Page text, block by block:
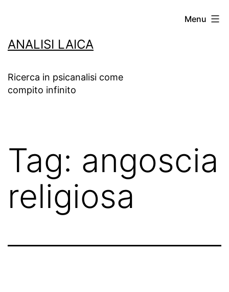
contenuto
ANALISI LAICA
Ricerca in psicanalisi come
compito infinito
Menu
Tag: angoscia
religiosa